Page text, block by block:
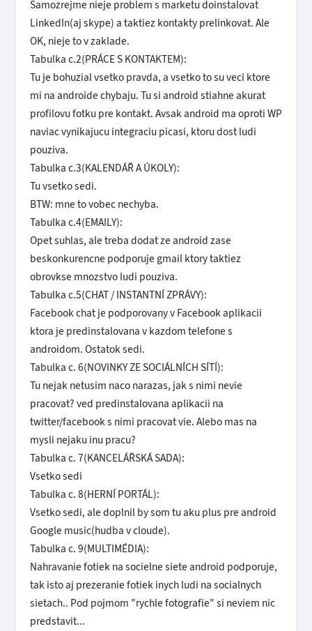
Samozrejme nieje problem s marketu doinstalovat
LinkedIn(aj skype) a taktiez kontakty prelinkovat. Ale
OK, nieje to v zaklade.
Tabulka c.2(PRÁCE S KONTAKTEM):
Tu je bohuzial vsetko pravda, a vsetko to su veci ktore
mi na androide chybaju. Tu si android stiahne akurat
profilovu fotku pre kontakt. Avsak android ma oproti WP
naviac vynikajucu integraciu picasi, ktoru dost ludi
pouziva.
Tabulka c.3(KALENDÁŘ A ÚKOLY):
Tu vsetko sedi.
BTW: mne to vobec nechyba.
Tabulka c.4(EMAILY):
Opet suhlas, ale treba dodat ze android zase
beskonkurencne podporuje gmail ktory taktiez
obrovkse mnozstvo ludi pouziva.
Tabulka c.5(CHAT / INSTANTNÍ ZPRÁVY):
Facebook chat je podporovany v Facebook aplikacii
ktora je predinstalovana v kazdom telefone s
androidom. Ostatok sedi.
Tabulka c. 6(NOVINKY ZE SOCIÁLNÍCH SÍTÍ):
Tu nejak netusim naco narazas, jak s nimi nevie
pracovat? ved predinstalovana aplikacii na
twitter/facebook s nimi pracovat vie. Alebo mas na
mysli nejaku inu pracu?
Tabulka c. 7(KANCELÁŘSKÁ SADA):
Vsetko sedi
Tabulka c. 8(HERNÍ PORTÁL):
Vsetko sedi, ale doplnil by som tu aku plus pre android
Google music(hudba v cloude).
Tabulka c. 9(MULTIMÉDIA):
Nahravanie fotiek na socielne siete android podporuje,
tak isto aj prezeranie fotiek inych ludi na socialnych
sietach.. Pod pojmom "rychle fotografie" si neviem nic
predstavit...